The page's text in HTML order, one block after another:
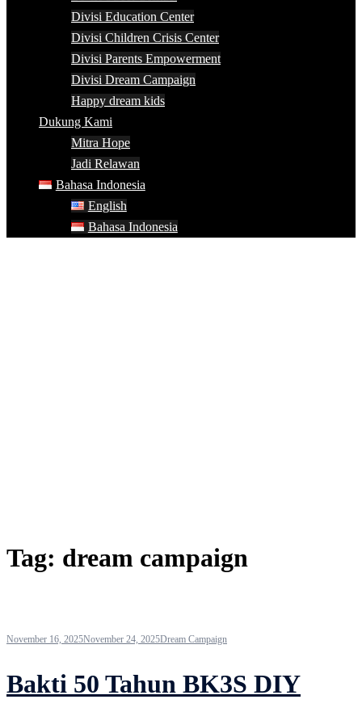
Divisi Education Center
Divisi Children Crisis Center
Divisi Parents Empowerment
Divisi Dream Campaign
Happy dream kids
Dukung Kami
Mitra Hope
Jadi Relawan
Bahasa Indonesia
English
Bahasa Indonesia
Tag: dream campaign
November 16, 2025November 24, 2025Dream Campaign
Bakti 50 Tahun BK3S DIY